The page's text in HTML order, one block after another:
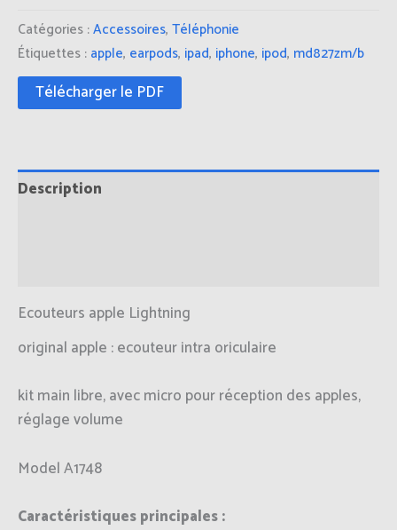
Catégories :Accessoires, Téléphonie
Étiquettes : apple, earpods, ipad, iphone, ipod, md827zm/b
Télécharger le PDF
Description
Ecouteurs apple Lightning
original apple : ecouteur intra oriculaire
kit main libre, avec micro pour réception des apples,
réglage volume
Model A1748
Caractéristiques principales :